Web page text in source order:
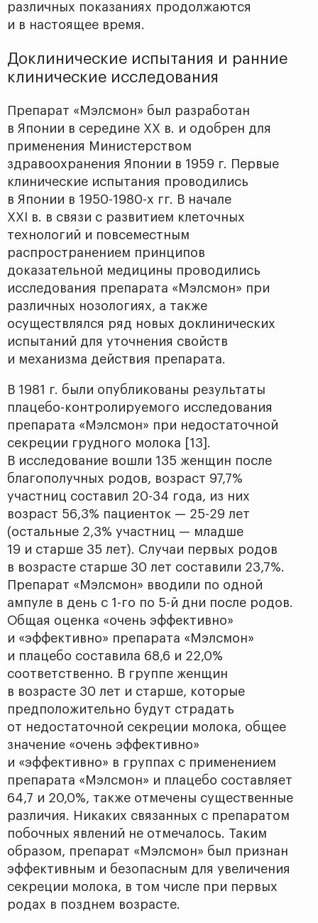
различных показаниях продолжаются
и в настоящее время.
Доклинические испытания и ранние
клинические исследования
Препарат «Мэлсмон» был разработан
в Японии в середине XX в. и одобрен для
применения Министерством
здравоохранения Японии в 1959 г. Первые
клинические испытания проводились
в Японии в 1950-1980-х гг. В начале
XXI в. в связи с развитием клеточных
технологий и повсеместным
распространением принципов
доказательной медицины проводились
исследования препарата «Мэлсмон» при
различных нозологиях, а также
осуществлялся ряд новых доклинических
испытаний для уточнения свойств
и механизма действия препарата.
В 1981 г. были опубликованы результаты
плацебо-контролируемого исследования
препарата «Мэлсмон» при недостаточной
секреции грудного молока [13].
В исследование вошли 135 женщин после
благополучных родов, возраст 97,7%
участниц составил 20-34 года, из них
возраст 56,3% пациенток — 25-29 лет
(остальные 2,3% участниц — младше
19 и старше 35 лет). Случаи первых родов
в возрасте старше 30 лет составили 23,7%.
Препарат «Мэлсмон» вводили по одной
ампуле в день с 1-го по 5-й дни после родов.
Общая оценка «очень эффективно»
и «эффективно» препарата «Мэлсмон»
и плацебо составила 68,6 и 22,0%
соответственно. В группе женщин
в возрасте 30 лет и старше, которые
предположительно будут страдать
от недостаточной секреции молока, общее
значение «очень эффективно»
и «эффективно» в группах с применением
препарата «Мэлсмон» и плацебо составляет
64,7 и 20,0%, также отмечены существенные
различия. Никаких связанных с препаратом
побочных явлений не отмечалось. Таким
образом, препарат «Мэлсмон» был признан
эффективным и безопасным для увеличения
секреции молока, в том числе при первых
родах в позднем возрасте.